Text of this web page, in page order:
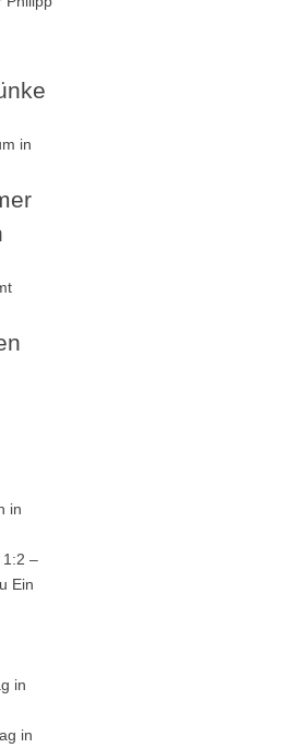
in
1:2 –
Ein
in
in